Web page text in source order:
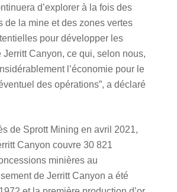
d’explorer à la fois des
de la mine et des zones vertes
pour développer les
Jerritt Canyon, ce qui, selon nous,
l’économie pour le
des opérations”, a déclaré
de Sprott Mining en avril 2021,
Canyon couvre 30 821
minières au
de Jerritt Canyon a été